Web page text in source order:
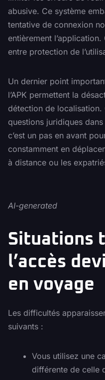
abusive. Ce système
tentative de connexion
entièrement
entre protection de
Un dernier point
l’APK permettent la
détection de
questions juridiques
c’est un pas en avant
constamment en
à distance ou les
AI-generated
Situations
l’accès
en voyage
Les difficultés
suivants :
Vous utilisez une
différente de celle